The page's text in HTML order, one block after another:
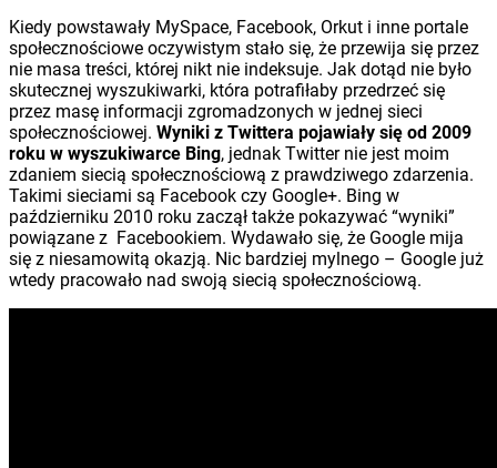
Kiedy powstawały MySpace, Facebook, Orkut i inne portale
społecznościowe oczywistym stało się, że przewija się przez
nie masa treści, której nikt nie indeksuje. Jak dotąd nie było
skutecznej wyszukiwarki, która potrafiłaby przedrzeć się
przez masę informacji zgromadzonych w jednej sieci
społecznościowej. Wyniki z Twittera pojawiały się od 2009
roku w wyszukiwarce Bing, jednak Twitter nie jest moim
zdaniem siecią społecznościową z prawdziwego zdarzenia.
Takimi sieciami są Facebook czy Google+. Bing w
październiku 2010 roku zaczął także pokazywać “wyniki”
powiązane z Facebookiem. Wydawało się, że Google mija
się z niesamowitą okazją. Nic bardziej mylnego – Google już
wtedy pracowało nad swoją siecią społecznościową.